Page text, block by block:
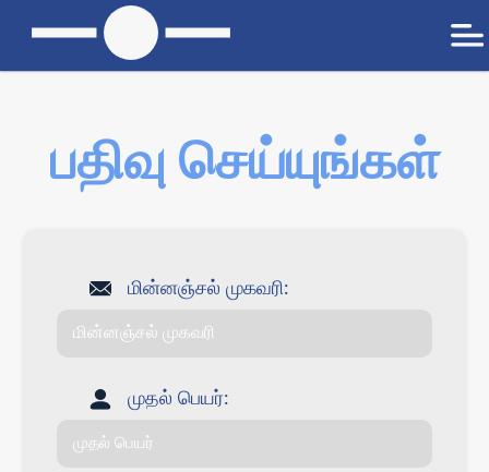
பதிவு செய்யுங்கள்
மின்னஞ்சல் முகவரி:
முதல் பெயர்: